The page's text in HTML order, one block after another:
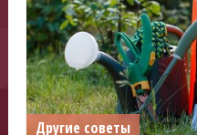
Другие советы